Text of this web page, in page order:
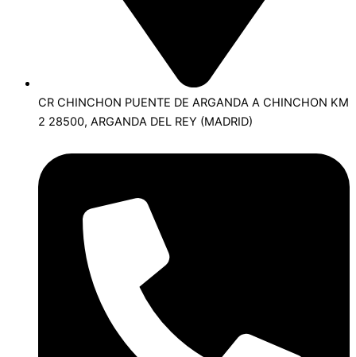
CR CHINCHON PUENTE DE ARGANDA A CHINCHON KM
2 28500, ARGANDA DEL REY (MADRID)